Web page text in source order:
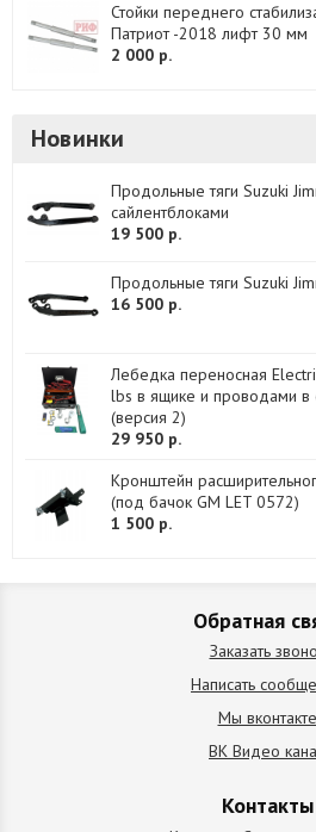
Стойки переднего
Патриот -2018 лифт 30 мм
2 000 р.
Новинки
Продольные тяги Suzuki
сайлентблоками
19 500 р.
Продольные тяги Suzuki
16 500 р.
Лебедка переносная
lbs в ящике и проводами в
(версия 2)
29 950 р.
Кронштейн
(под бачок GM LET 0572)
1 500 р.
Обратная
Заказать
Написать
Мы вконтакте
ВК Видео
Контакты